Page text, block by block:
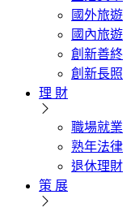
國外旅遊
國內旅遊
創新善終
創新長照
理 財
職場就業
熟年法律
退休理財
策 展